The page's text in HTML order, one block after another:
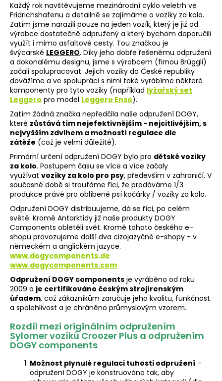
Každý rok navštěvujeme mezinárodní cyklo veletrh ve
Fridrichshafenu a detailně se zajímáme o vozíky za kolo.
Zatím jsme narazili pouze na jeden vozík, který je již od
výrobce dostatečně odpružený a který bychom doporučili
využít i mimo asfaltové cesty. Tou značkou je
švýcarské LEGGERO. Díky jeho dobře řešenému odpružení
a dokonalému designu, jsme s výrobcem (firnou Brüggli)
začali spolupracovat. Jejich vozíky do České republiky
dovážíme a ve spolupráci s nimi také vyrábíme některé
komponenty pro tyto vozíky (například lyžařský set
Leggero pro model Leggero Enso).
Zatím žádná značka nepředčila naše odpružení DOGY,
které zůstává tím nejefektivnějším - nejcitlivějším, s
nejvyšším zdvihem a možností regulace dle
zátěže (což je velmi důležité).
Primární určení odpružení DOGY bylo pro dětské vozíky
za kolo. Postupem času se více a více začaly
využívat vozíky za kolo pro psy, především v zahraničí. V
současné době si troufáme říci, že prodáváme 1/3
produkce právě pro oblíbené psí kočárky / vozíky za kolo.
Odpružení DOGY distribuujeme, dá se říci, po celém
světě. Kromě Antarktidy již naše produkty DOGY
Components obletěli svět. Kromě tohoto českého e-
shopu provozujeme další dva cizojazyčné e-shopy - v
německém a anglickém jazyce.
www.dogycomponents.de
www.dogycomponents.com
Odpružení DOGY components je vyráběno od roku
2009 a je certifikováno českým strojírenským
úřadem, což zákazníkům zaručuje jeho kvalitu, funkčnost
a spolehlivost a je chráněno průmyslovým vzorem.
Rozdíl mezi originálním odpružením
Sylomer vozíků Croozer Plus a odpružením
DOGY components
Možnost plynulé regulaci tuhosti odpružení -
odpružení DOGY je konstruováno tak, aby
HLEDAT
D
o
p
o
r
u
č
u
j
e
m
e